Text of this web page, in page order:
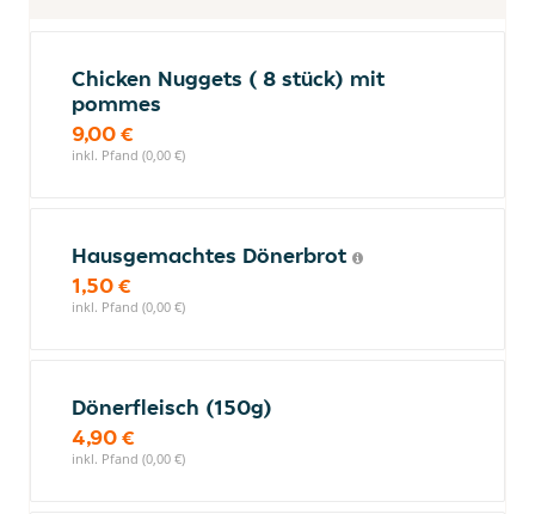
Chicken Nuggets ( 8 stück) mit
pommes
9,00 €
inkl. Pfand (0,00 €)
Hausgemachtes Dönerbrot
1,50 €
inkl. Pfand (0,00 €)
Dönerfleisch (150g)
4,90 €
inkl. Pfand (0,00 €)